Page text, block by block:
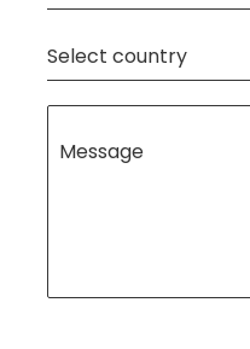
Select country
Message